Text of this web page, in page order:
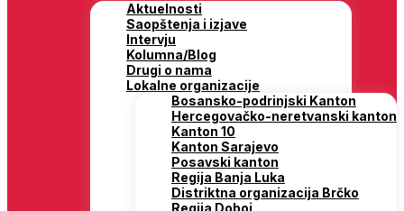
Aktuelnosti
Saopštenja i izjave
Intervju
Kolumna/Blog
Drugi o nama
Lokalne organizacije
Bosansko-podrinjski Kanton
Hercegovačko-neretvanski kanton
Kanton 10
Kanton Sarajevo
Posavski kanton
Regija Banja Luka
Distriktna organizacija Brčko
Regija Doboj